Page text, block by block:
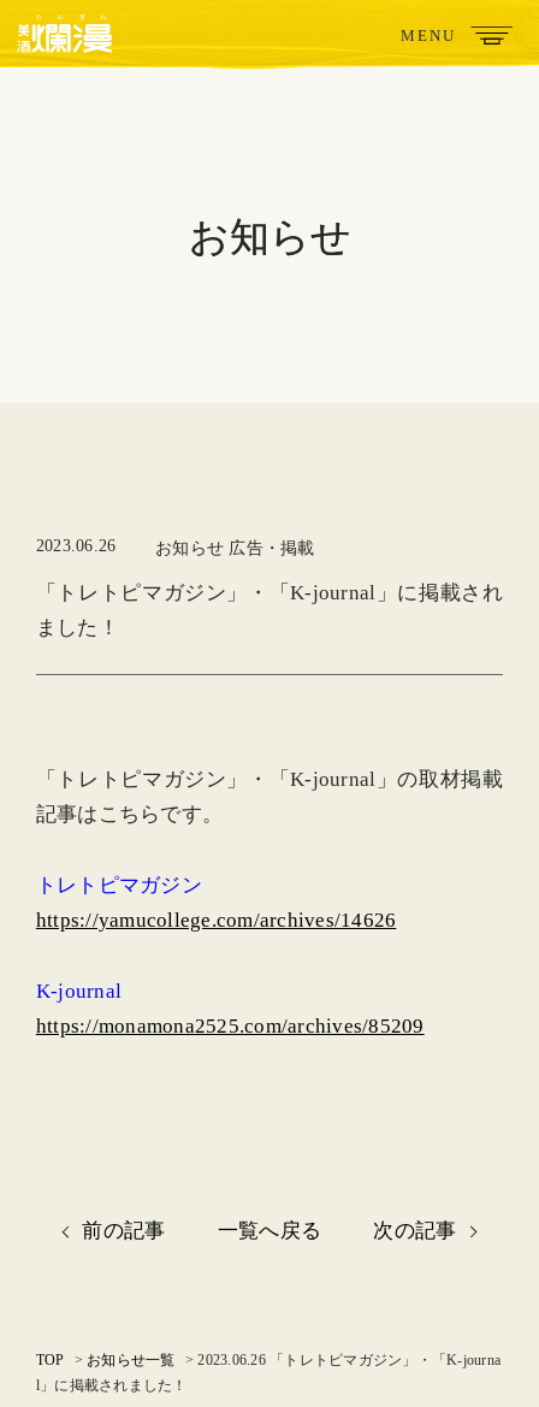
MENU
お知らせ
2023.06.26 お知らせ 広告・掲載
「トレトピマガジン」・「K-journal」に掲載され
ました！
「トレトピマガジン」・「K-journal」の取材掲載
記事はこちらです。
トレトピマガジン
https://yamucollege.com/archives/14626
K-journal
https://monamona2525.com/archives/85209
前の記事 一覧へ戻る 次の記事
TOP お知らせ一覧
2023.06.26 「トレトピマガジン」・「K-journa
l」に掲載されました！